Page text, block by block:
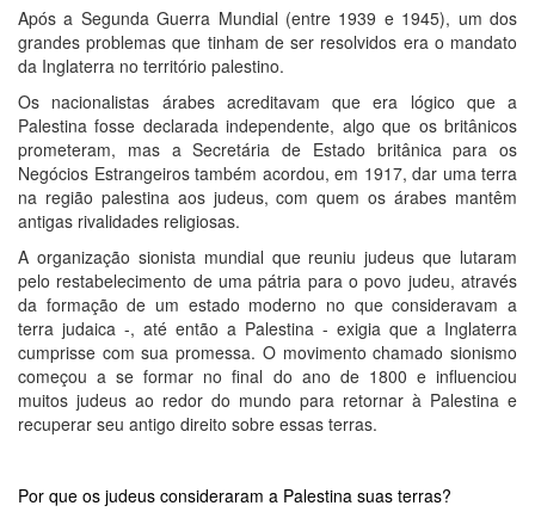
Após a Segunda Guerra Mundial (entre 1939 e 1945), um dos
grandes problemas que tinham de ser resolvidos era o mandato
da Inglaterra no território palestino.
Os nacionalistas árabes acreditavam que era lógico que a
Palestina fosse declarada independente, algo que os britânicos
prometeram, mas a Secretária de Estado britânica para os
Negócios Estrangeiros também acordou, em 1917, dar uma terra
na região palestina aos judeus, com quem os árabes mantêm
antigas rivalidades religiosas.
A organização sionista mundial que reuniu judeus que lutaram
pelo restabelecimento de uma pátria para o povo judeu, através
da formação de um estado moderno no que consideravam a
terra judaica -, até então a Palestina - exigia que a Inglaterra
cumprisse com sua promessa. O movimento chamado sionismo
começou a se formar no final do ano de 1800 e influenciou
muitos judeus ao redor do mundo para retornar à Palestina e
recuperar seu antigo direito sobre essas terras.
Por que os judeus consideraram a Palestina suas terras?